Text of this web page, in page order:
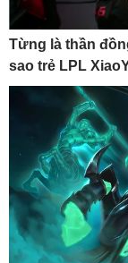
Từng là thần
sao trẻ LPL